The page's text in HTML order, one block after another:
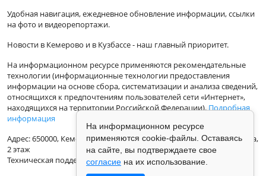
Удобная навигация, ежедневное обновление информации, ссылки
на фото и видеорепортажи.
Новости в Кемерово и в Кузбассе - наш главный приоритет.
На информационном ресурсе применяются рекомендательные
технологии (информационные технологии предоставления
информации на основе сбора, систематизации и анализа сведений,
относящихся к предпочтениям пользователей сети «Интернет»,
находящихся на территории Российской Федерации).Подробная
информация
Адрес: 650000, Кемеровская Область, г.Кемерово, ул.Кузбасская 33а,
2 этаж
Техническая поддержка: support@vse42.ru
На информационном ресурсе
применяются cookie-файлы. Оставаясь
на сайте, вы подтверждаете свое
согласие на их использование.